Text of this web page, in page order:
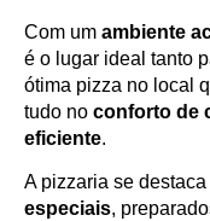
Com um ambiente
é o lugar ideal tanto
ótima pizza no local
tudo no conforto de
eficiente.
A pizzaria se
especiais,